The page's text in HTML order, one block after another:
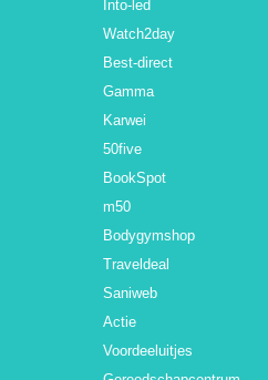
Into-led
Watch2day
Best-direct
Gamma
Karwei
50five
BookSpot
m50
Bodygymshop
Traveldeal
Saniweb
Actie
Voordeeluitjes